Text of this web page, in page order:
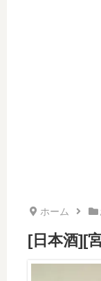
ホーム
[日本酒][